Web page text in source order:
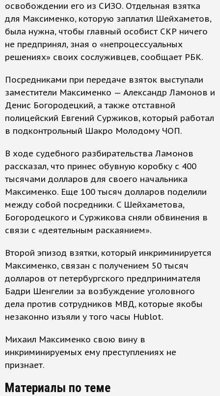
освобождении его из СИЗО. Отдельная взятка
для Максименко, которую заплатил Шейхаметов,
была нужна, чтобы главный особист СКР ничего
не предпринял, зная о «непроцессуальных
решениях» своих сослуживцев, сообщает РБК.
Посредниками при передаче взяток выступали
заместители Максименко — Александр Ламонов и
Денис Богородецкий, а также отставной
полицейский Евгений Суржиков, который работал
в подконтрольный Шакро Молодому ЧОП.
В ходе судебного разбирательства Ламонов
рассказал, что принес обувную коробку с 400
тысячами долларов для своего начальника
Максименко. Еще 100 тысяч долларов поделили
между собой посредники. C Шейхаметова,
Богородецкого и Суржикова сняли обвинения в
связи с «деятельным раскаянием».
Второй эпизод взятки, который инкриминируется
Максименко, связан с получением 50 тысяч
долларов от петербургского предпринимателя
Бадри Шенгелии за возбуждение​ уголовного
дела против сотрудников МВД, которые якобы
незаконно изъяли у того часы Hublot.
Михаил Максименко свою вину в
инкриминируемых ему преступлениях не
признает.
Материалы по теме